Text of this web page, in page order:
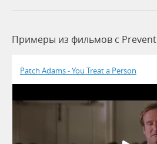
Примеры из фильмов c Prevent
Patch Adams - You Treat a Person